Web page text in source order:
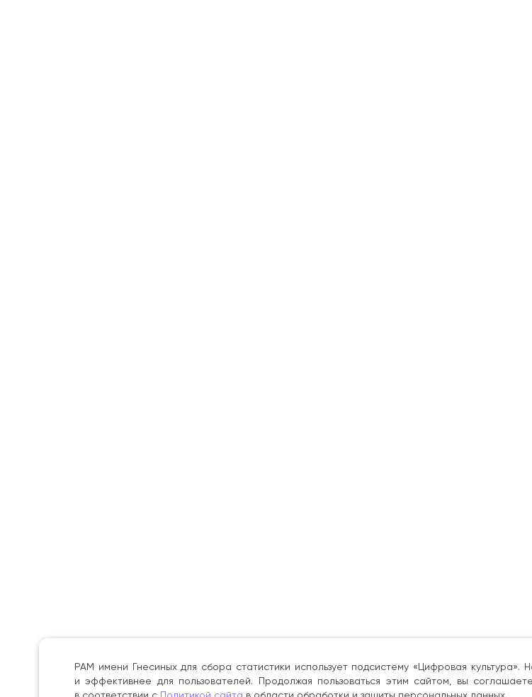
РАМ имени Гнесиных для сбора статистики использует подсистему «Цифровая
и эффективнее для пользователей. Продолжая пользоваться этим сайтом, вы